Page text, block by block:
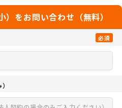
をお問い合わせ（無料）
必須